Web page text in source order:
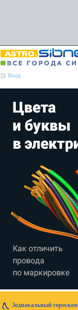
Вход
Зодиакальный гороскоп